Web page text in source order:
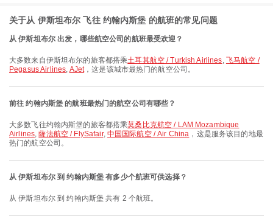
关于从 伊斯坦布尔 飞往 约翰内斯堡 的航班的常见问题
从 伊斯坦布尔 出发，哪些航空公司的航班最受欢迎？
大多数来自伊斯坦布尔的旅客都搭乘土耳其航空 / Turkish Airlines, 飞马航空 /
Pegasus Airlines, AJet，这是该城市最热门的航空公司。
前往 约翰内斯堡 的航班最热门的航空公司有哪些？
大多数飞往约翰内斯堡的旅客都搭乘莫桑比克航空 / LAM Mozambique
Airlines,薩法航空 / FlySafair, 中国国际航空 / Air China ，这是服务该目的地最
热门的航空公司。
从 伊斯坦布尔 到 约翰内斯堡 有多少个航班可供选择？
从 伊斯坦布尔 到 约翰内斯堡 共有 2 个航班。